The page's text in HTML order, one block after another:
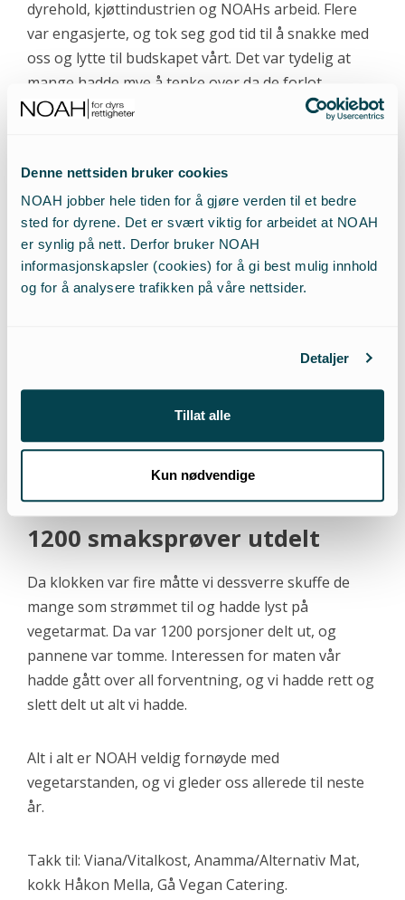
Denne nettsiden bruker cookies
NOAH jobber hele tiden for å gjøre verden til et bedre
sted for dyrene. Det er svært viktig for arbeidet at NOAH
er synlig på nett. Derfor bruker NOAH
informasjonskapsler (cookies) for å gi best mulig innhold
og for å analysere trafikken på våre nettsider.
Detaljer
Tillat alle
Kun nødvendige
dyrehold, kjøttindustrien og NOAHs arbeid. Flere
var engasjerte, og tok seg god tid til å snakke med
oss og lytte til budskapet vårt. Det var tydelig at
mange hadde mye å tenke over da de forlot
standen den ettermiddagen.
tilslutning til at forbruket av vegetarmat må øke og
kjøttforbruket bør gå ned.
Nysgjerrige vegetarinteresserte fikk også mulighet
med kokkekurs i vegansk matlaging, hvor både
vegansk aioli og burgere stod på menyen. Flere var
tydelig inspirerte og overrasket over hvor enkelt
1200 smaksprøver utdelt
Da klokken var fire måtte vi dessverre skuffe de
mange som strømmet til og hadde lyst på
vegetarmat. Da var 1200 porsjoner delt ut, og
pannene var tomme. Interessen for maten vår
hadde gått over all forventning, og vi hadde rett og
slett delt ut alt vi hadde.
Alt i alt er NOAH veldig fornøyde med
vegetarstanden, og vi gleder oss allerede til neste
år.
Takk til: Viana/Vitalkost, Anamma/Alternativ Mat,
kokk Håkon Mella, Gå Vegan Catering.